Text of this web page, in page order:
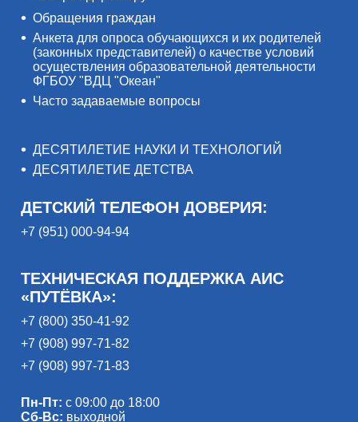
Обращения граждан
Анкета для опроса обучающихся и их родителей
(законных представителей) о качестве условий
осуществления образовательной деятельности
ФГБОУ "ВДЦ "Океан"
Часто задаваемые вопросы
ДЕСЯТИЛЕТИЕ НАУКИ И ТЕХНОЛОГИЙ
ДЕСЯТИЛЕТИЕ ДЕТСТВА
ДЕТСКИЙ ТЕЛЕФОН ДОВЕРИЯ:
+7 (951) 000-94-94
ТЕХНИЧЕСКАЯ ПОДДЕРЖКА АИС
«ПУТЁВКА»:
+7 (800) 350-41-92
+7 (908) 997-71-82
+7 (908) 997-71-83
Пн-Пт: с 09:00 до 18:00
Сб-Вс: выходной